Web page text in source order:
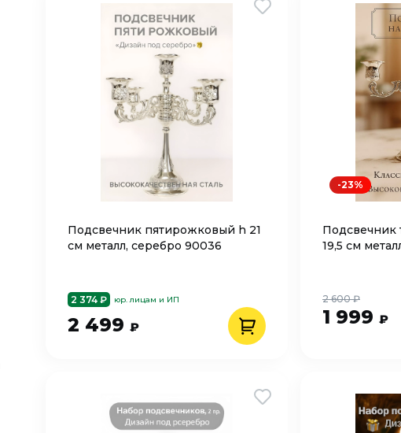
Подсвечник пятирожковый h 21
см металл, серебро 90036
2 374 ₽ юр. лицам и ИП
2 499 ₽
Подсвечник
19,5 см
1 999 ₽
2 600 ₽
-23%